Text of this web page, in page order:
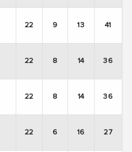
22 9 13 41
22 8 14 36
22 8 14 36
22 6 16 27